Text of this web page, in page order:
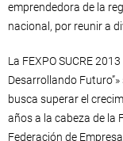
emprendedora de la
nacional, por reunir a
La FEXPO SUCRE
Desarrollando
busca superar el
años a la cabeza de la
Federación de